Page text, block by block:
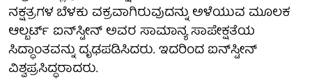
ನಕ್ಷತ್ರಗಳ ಬೆಳಕು ವಕ್ರವಾಗಿರುವುದನ್ನು ಅಳೆಯುವ ಮೂಲಕ
ಆಲ್ಬರ್ಟ್ ಐನ್‌ಸ್ಟೀನ್ ಅವರ ಸಾಮಾನ್ಯ ಸಾಪೇಕ್ಷತೆಯ
ಸಿದ್ಧಾಂತವನ್ನು ದೃಢಪಡಿಸಿದರು. ಇದರಿಂದ ಐನ್‌ಸ್ಟೀನ್
ವಿಶ್ವಪ್ರಸಿದ್ಧರಾದರು.